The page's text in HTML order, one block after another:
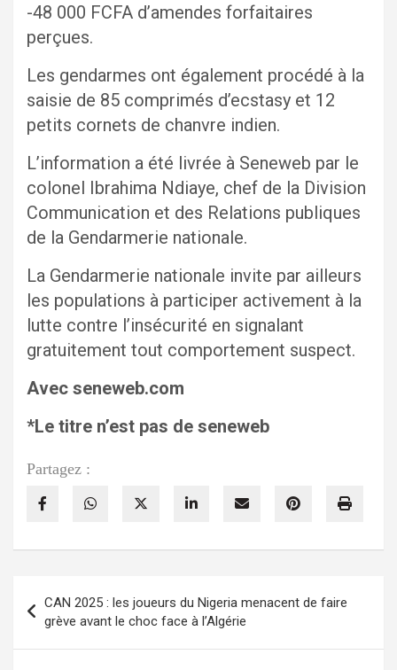
-48 000 FCFA d’amendes forfaitaires
perçues.
Les gendarmes ont également procédé à la
saisie de 85 comprimés d’ecstasy et 12
petits cornets de chanvre indien.
L’information a été livrée à Seneweb par le
colonel Ibrahima Ndiaye, chef de la Division
Communication et des Relations publiques
de la Gendarmerie nationale.
La Gendarmerie nationale invite par ailleurs
les populations à participer activement à la
lutte contre l’insécurité en signalant
gratuitement tout comportement suspect.
Avec seneweb.com
*Le titre n’est pas de seneweb
Partagez :
de
l’article
CAN 2025 : les joueurs du Nigeria menacent de faire
grève avant le choc face à l’Algérie